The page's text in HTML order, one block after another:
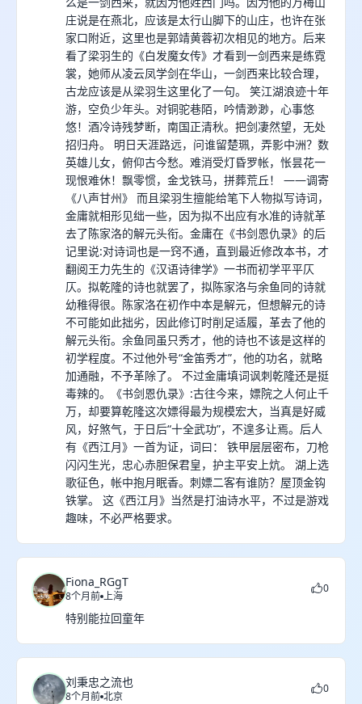
庄说是在燕北，应该是太行山脚下的山庄，也许在张
家口附近，这里也是郭靖黄蓉初次相见的地方。后来
看了梁羽生的《白发魔女传》才看到一剑西来是练霓
裳，她师从凌云凤学剑在华山，一剑西来比较合理，
古龙应该是从梁羽生这里化了一句。 笑江湖浪迹十年
游，空负少年头。对铜驼巷陌，吟情渺渺，心事悠
悠！酒冷诗残梦断，南国正清秋。把剑凄然望，无处
招归舟。 明日天涯路远，问谁留楚珮，弄影中洲？数
英雄儿女，俯仰古今愁。难消受灯昏罗帐，怅昙花一
现恨难休！飘零惯，金戈铁马，拼葬荒丘！ ——调寄
《八声甘州》 而且梁羽生擅能给笔下人物拟写诗词，
金庸就相形见绌一些，因为拟不出应有水准的诗就革
去了陈家洛的解元头衔。金庸在《书剑恩仇录》的后
记里说:对诗词也是一窍不通，直到最近修改本书，才
翻阅王力先生的《汉语诗律学》一书而初学平平仄
仄。拟乾隆的诗也就罢了，拟陈家洛与余鱼同的诗就
幼稚得很。陈家洛在初作中本是解元，但想解元的诗
不可能如此拙劣，因此修订时削足适履，革去了他的
解元头衔。余鱼同虽只秀才，他的诗也不该是这样的
初学程度。不过他外号“金笛秀才”，他的功名，就略
加通融，不予革除了。 不过金庸填词讽刺乾隆还是挺
毒辣的。《书剑恩仇录》:古往今来，嫖院之人何止千
万，却要算乾隆这次嫖得最为规模宏大，当真是好威
风，好煞气，于日后“十全武功”，不遑多让焉。后人
有《西江月》一首为证，词曰： 铁甲层层密布，刀枪
闪闪生光，忠心赤胆保君皇，护主平安上炕。 湖上选
歌征色，帐中抱月眠香。刺嫖二客有谁防？屋顶金钩
铁掌。 这《西江月》当然是打油诗水平，不过是游戏
趣味，不必严格要求。
Fiona_RGgT
8个月前 上海
0
特别能拉回童年
刘秉忠之流也
8个月前 北京
0